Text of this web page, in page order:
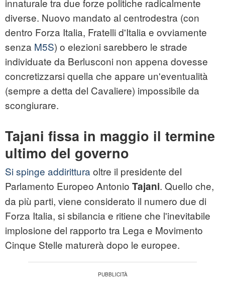
innaturale tra due forze politiche radicalmente
diverse. Nuovo mandato al centrodestra (con
dentro Forza Italia, Fratelli d'Italia e ovviamente
senza M5S) o elezioni sarebbero le strade
individuate da Berlusconi non appena dovesse
concretizzarsi quella che appare un'eventualità
(sempre a detta del Cavaliere) impossibile da
scongiurare.
Tajani fissa in maggio il termine
ultimo del governo
Si spinge addirittura oltre il presidente del
Parlamento Europeo Antonio Tajani. Quello che,
da più parti, viene considerato il numero due di
Forza Italia, si sbilancia e ritiene che l'inevitabile
implosione del rapporto tra Lega e Movimento
Cinque Stelle maturerà dopo le europee.